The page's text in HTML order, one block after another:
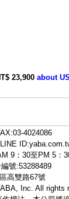
23,900 about
4024086
ID:
9：30至PM 5：
號:53288489
高雙路67號
, Inc. All rights